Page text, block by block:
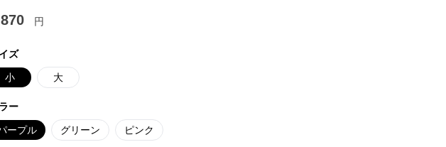
円
ズ
小 大
ー
ープル グリーン ピンク